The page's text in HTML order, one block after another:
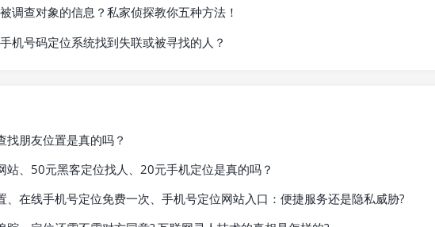
调查对象的信息？私家侦探教你五种方法！
机号码定位系统找到失联或被寻找的人？
找朋友位置是真的吗？
站、50元黑客定位找人、20元手机定位是真的吗？
、在线手机号定位免费一次、手机号定位网站入口：便捷服务还是隐私威胁?